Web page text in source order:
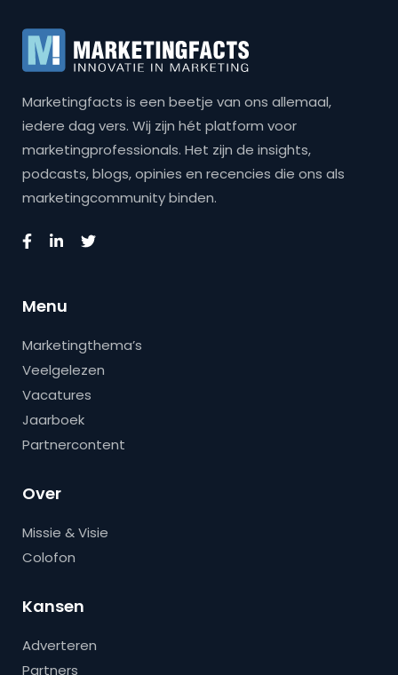
Marketingfacts is een beetje van ons allemaal,
iedere dag vers. Wij zijn hét platform voor
marketingprofessionals. Het zijn de insights,
podcasts, blogs, opinies en recencies die ons als
marketingcommunity binden.
Menu
Marketingthema’s
Veelgelezen
Vacatures
Jaarboek
Partnercontent
Over
Missie & Visie
Colofon
Kansen
Adverteren
Partners